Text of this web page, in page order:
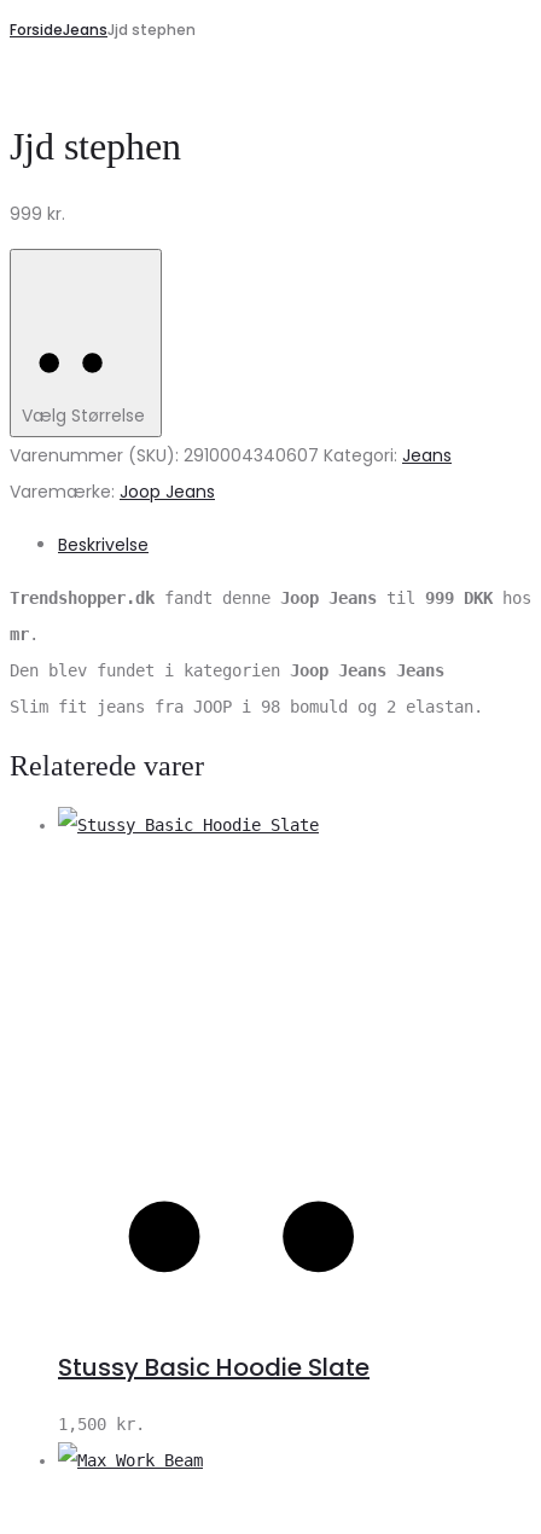
ForsideJeansJjd stephen
Jjd stephen
999 kr.
Vælg Størrelse
Varenummer (SKU): 2910004340607 Kategori: Jeans
Varemærke: Joop Jeans
Beskrivelse
Trendshopper.dk fandt denne Joop Jeans til 999 DKK hos
mr.
Den blev fundet i kategorien Joop Jeans Jeans
Slim fit jeans fra JOOP i 98 bomuld og 2 elastan.
Relaterede varer
Stussy Basic Hoodie Slate
1,500 kr.